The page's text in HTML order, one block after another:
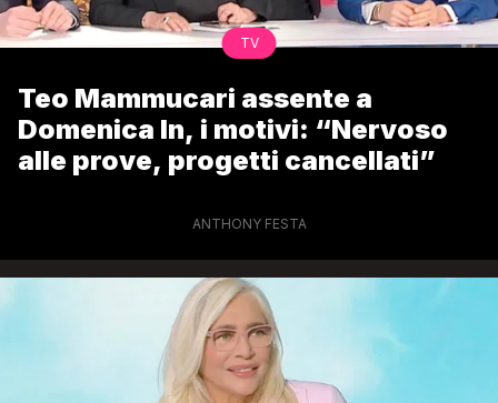
TV
Teo Mammucari assente a
Domenica In, i motivi: “Nervoso
alle prove, progetti cancellati”
ANTHONY FESTA